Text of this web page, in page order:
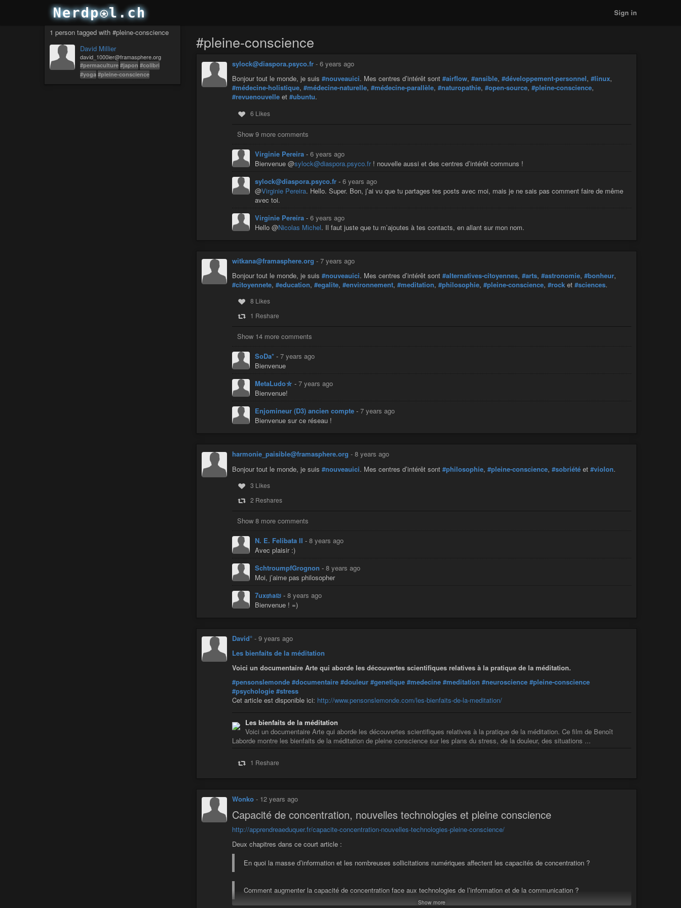
Sign in
1 person tagged with #pleine-conscience
David Millier
david_1000ier@framasphere.org
#permaculture #japon #colibri
#yoga #pleine-conscience
#pleine-conscience
sylock@diaspora.psyco.fr - 6 years ago
Bonjour tout le monde, je suis #nouveauici. Mes centres d’intérêt sont #airflow, #ansible, #développement-personnel, #linux,
#médecine-holistique, #médecine-naturelle, #médecine-parallèle, #naturopathie, #open-source, #pleine-conscience,
#revuenouvelle et #ubuntu.
6 Likes
Show 9 more comments
Virginie Pereira - 6 years ago
Bienvenue @sylock@diaspora.psyco.fr! nouvelle aussi et des centres d’intérêt communs !
sylock@diaspora.psyco.fr - 6 years ago
@Virginie Pereira. Hello. Super. Bon, j’ai vu que tu partages tes posts avec moi, mais je ne sais pas comment faire de même
avec toi.
Virginie Pereira - 6 years ago
Hello @Nicolas Michel. Il faut juste que tu m’ajoutes à tes contacts, en allant sur mon nom.
witkana@framasphere.org - 7 years ago
Bonjour tout le monde, je suis #nouveauici. Mes centres d’intérêt sont #alternatives-citoyennes, #arts, #astronomie, #bonheur,
#citoyennete, #education, #egalite, #environnement, #meditation, #philosophie, #pleine-conscience, #rock et #sciences.
8 Likes
1 Reshare
Show 14 more comments
SoDa* - 7 years ago
Bienvenue
MetaLudo⛤ - 7 years ago
Bienvenue!
Enjomineur (D3) ancien compte - 7 years ago
Bienvenue sur ce réseau !
harmonie_paisible@framasphere.org - 8 years ago
Bonjour tout le monde, je suis #nouveauici. Mes centres d’intérêt sont #philosophie, #pleine-conscience, #sobriété et #violon.
3 Likes
2 Reshares
Show 8 more comments
N. E. Felibata II - 8 years ago
Avec plaisir :)
SchtroumpfGrognon - 8 years ago
Moi, j’aime pas philosopher
7ux₥a₪ - 8 years ago
Bienvenue ! =)
David° - 9 years ago
Les bienfaits de la méditation
Voici un documentaire Arte qui aborde les découvertes scientifiques relatives à la pratique de la méditation.
#pensonslemonde #documentaire #douleur #genetique #medecine #meditation #neuroscience #pleine-conscience
#psychologie #stress
Cet article est disponible ici: http://www.pensonslemonde.com/les-bienfaits-de-la-meditation/
Les bienfaits de la méditation
Voici un documentaire Arte qui aborde les découvertes scientifiques relatives à la pratique de la méditation. Ce film de Benoît
Laborde montre les bienfaits de la méditation de pleine conscience sur les plans du stress, de la douleur, des situations ...
1 Reshare
Wonko - 12 years ago
Capacité de concentration, nouvelles technologies et pleine conscience
http://apprendreaeduquer.fr/capacite-concentration-nouvelles-technologies-pleine-conscience/
Deux chapitres dans ce court article :
En quoi la masse d’information et les nombreuses sollicitations numériques affectent les capacités de concentration ?
Comment augmenter la capacité de concentration face aux technologies de l’information et de la communication ?
Show more